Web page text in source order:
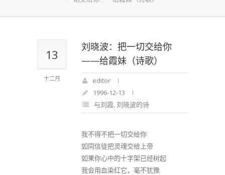
13
十二月
刘晓波：把一切交给你
——给霞妹（诗歌）
editor
1996-12-13
与刘霞,刘晓波的诗
我不得不把一切交给你
如同信徒把灵魂交给上帝
如果你心中的十字架已经树起
我会用血染红它，毫不犹豫